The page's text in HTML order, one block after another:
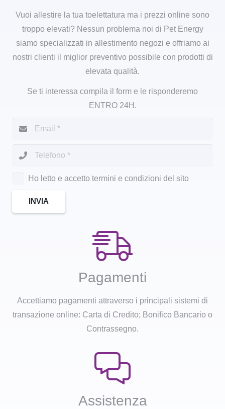
Vuoi allestire la tua toelettatura ma i prezzi online sono
troppo elevati? Nessun problema noi di Pet Energy
siamo specializzati in allestimento negozi e offriamo ai
nostri clienti il miglior preventivo possibile con prodotti di
elevata qualità.
Se ti interessa compila il form e le risponderemo
ENTRO 24H.
Ho letto e accetto termini e condizioni del sito
INVIA
Pagamenti
Accettiamo pagamenti attraverso i principali sistemi di
transazione online: Carta di Credito; Bonifico Bancario o
Contrassegno.
Assistenza